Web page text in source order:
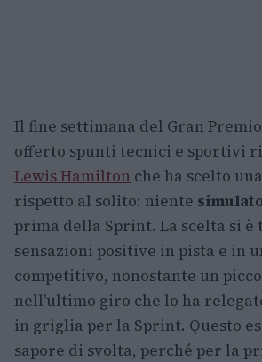
Il fine settimana del Gran
offerto spunti tecnici e sportivi
Lewis Hamilton che ha scelto
rispetto al solito: niente
prima della Sprint. La scelta si
sensazioni positive in pista e in
competitivo, nonostante un
nell’ultimo giro che lo ha
in griglia per la Sprint. Questo
sapore di svolta, perché per la